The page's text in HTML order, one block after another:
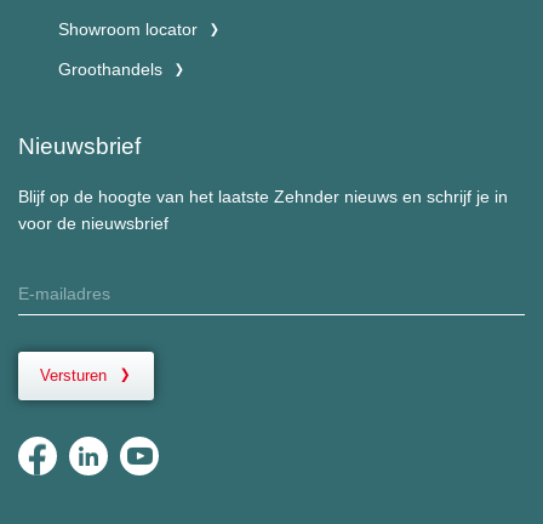
Showroom locator
Groothandels
Nieuwsbrief
Blijf op de hoogte van het laatste Zehnder nieuws en schrijf je in
voor de nieuwsbrief
Versturen